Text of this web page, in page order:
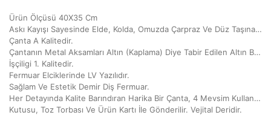
Ürün Ölçüsü 40X35 Cm
Askı Kayışı Sayesinde Elde, Kolda, Omuzda Çarpraz Ve Düz Taşınabilir.
Çanta A Kalitedir.
Çantanın Metal Aksamları Altın (Kaplama) Diye Tabir Edilen Altın Banyodur, Yıllarca Kararma Yapmaz.
İşçiligi 1. Kalitedir.
Fermuar Elciklerinde LV Yazılıdır.
Sağlam Ve Estetik Demir Diş Fermuar.
Her Detayında Kalite Barındıran Harika Bir Çanta, 4 Mevsim Kullanılabilir.
Kutusu, Toz Torbası Ve Ürün Kartı İle Gönderilir. Vejital Deridir.